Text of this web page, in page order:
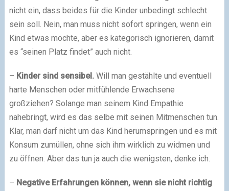
nicht ein, dass beides für die Kinder unbedingt schlecht
sein soll. Nein, man muss nicht sofort springen, wenn ein
Kind etwas möchte, aber es kategorisch ignorieren, damit
es “seinen Platz findet” auch nicht.
– Kinder sind sensibel.Will man gestählte und eventuell
harte Menschen oder mitfühlende Erwachsene
großziehen? Solange man seinem Kind Empathie
nahebringt, wird es das selbe mit seinen Mitmenschen tun.
Klar, man darf nicht um das Kind herumspringen und es mit
Konsum zumüllen, ohne sich ihm wirklich zu widmen und
zu öffnen. Aber das tun ja auch die wenigsten, denke ich.
– Negative Erfahrungen können, wenn sie nicht richtig